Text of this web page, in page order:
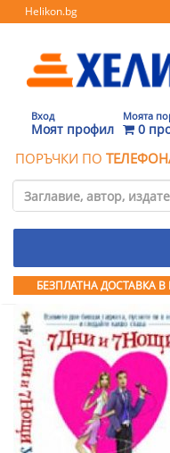
Helikon.bg
Вход
Моят профил
Моята
0
ПОРЪЧКИ ПО
БЕЗПЛАТНА ДОСТАВКА